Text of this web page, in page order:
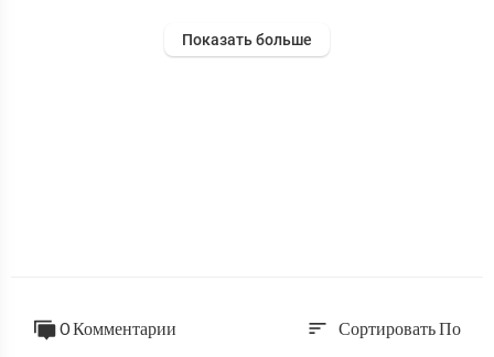
Показать больше
0 Комментарии sort Сортировать По